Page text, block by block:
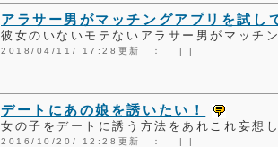
アラサー男がマッチングアプリを試し
彼女のいないモテないアラサー男がマッチ
2018/04/11/ 17:28更新 ： | |
デートにあの娘を誘いたい！
女の子をデートに誘う方法をあれこれ妄想
2016/10/20/ 12:28更新 ： | |